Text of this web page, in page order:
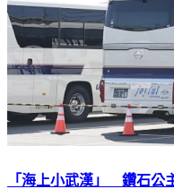
「海上小武漢」 鑽石公